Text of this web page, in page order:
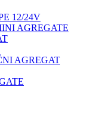
12/24V
AGREGATE
AGREGAT